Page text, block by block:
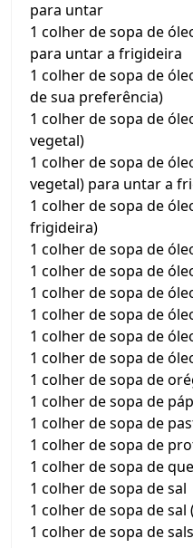
para untar
1 colher de sopa de
para untar a frigideira
1 colher de sopa de
de sua preferência)
1 colher de sopa de
vegetal)
1 colher de sopa de
vegetal) para untar a
1 colher de sopa de
frigideira)
1 colher de sopa de
1 colher de sopa de
1 colher de sopa de
1 colher de sopa de
1 colher de sopa de
1 colher de sopa de
1 colher de sopa de
1 colher de sopa de
1 colher de sopa de
1 colher de sopa de
1 colher de sopa de
1 colher de sopa de sal
1 colher de sopa de sal
1 colher de sopa de